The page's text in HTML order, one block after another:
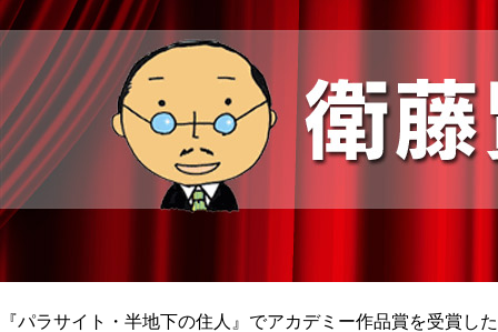
『パラサイト・半地下の住人』でアカデミー作品賞を受賞した